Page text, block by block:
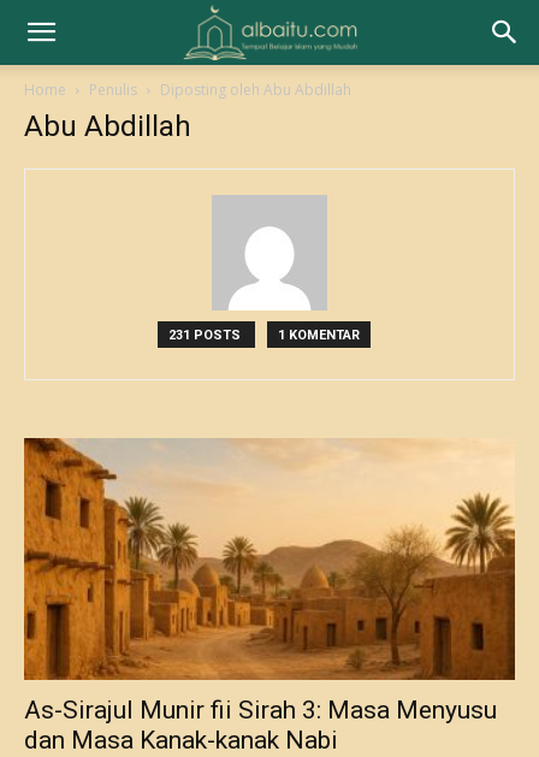
Home Penulis Diposting oleh Abu Abdillah
Abu Abdillah
231 POSTS 1 KOMENTAR
As-Sirajul Munir fii Sirah 3: Masa Menyusu
dan Masa Kanak-kanak Nabi